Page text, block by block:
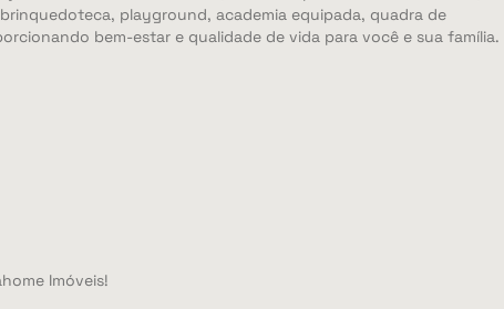
playground, academia equipada, quadra de
bem-estar e qualidade de vida para você e sua família.
Imóveis!